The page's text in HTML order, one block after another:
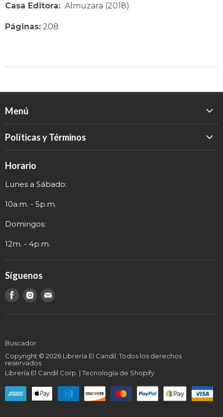
Casa Editora: Almuzara (2018)
Páginas: 208
Menú
Eventos
Políticas y Términos
Política de Privacidad
Términos y Envío
Información de Contacto
Horario
Lunes a Sábado:
10a.m. - 5p.m.
Domingos:
12m. - 4p.m.
Síguenos
Encuéntranos
Encuéntranos
Encuéntranos
Buscador
Copyright © 2026 Librería El Candil. Todos los derechos
reservados.
Librería El Candil Corp. | Tecnología de Shopify